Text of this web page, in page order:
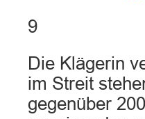
9
Die Klägerin
im Streit
gegenüber